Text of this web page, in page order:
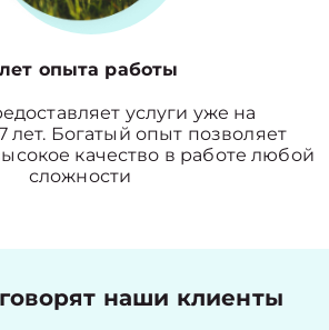
опыта работы
услуги уже на
лет. Богатый опыт позволяет
качество в работе любой
сложности
наши клиенты